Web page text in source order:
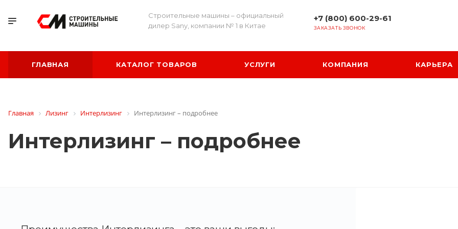
Строительные машины – официальный
дилер Sany, компании № 1 в Китае
+7 (800) 600-29-61
ЗАКАЗАТЬ ЗВОНОК
ГЛАВНАЯ КАТАЛОГ ТОВАРОВ УСЛУГИ КОМПАНИЯ КАРЬЕРА
Главная Лизинг Интерлизинг Интерлизинг – подробнее
Интерлизинг – подробнее